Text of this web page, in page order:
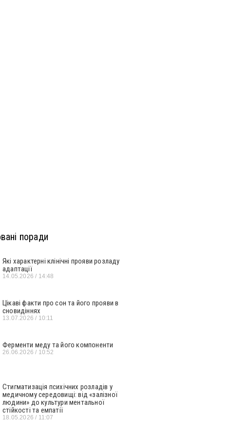
поради
Які характерні клінічні прояви розладу
адаптації
14.05.2026 14:48
Цікаві факти про сон та його прояви в
сновидіннях
13.07.2026 10:11
Ферменти меду та його компоненти
26.06.2026 10:52
Стигматизація психічних розладів у
медичному середовищі: від «залізної
людини» до культури ментальної
стійкості та емпатії
18.05.2026 11:07